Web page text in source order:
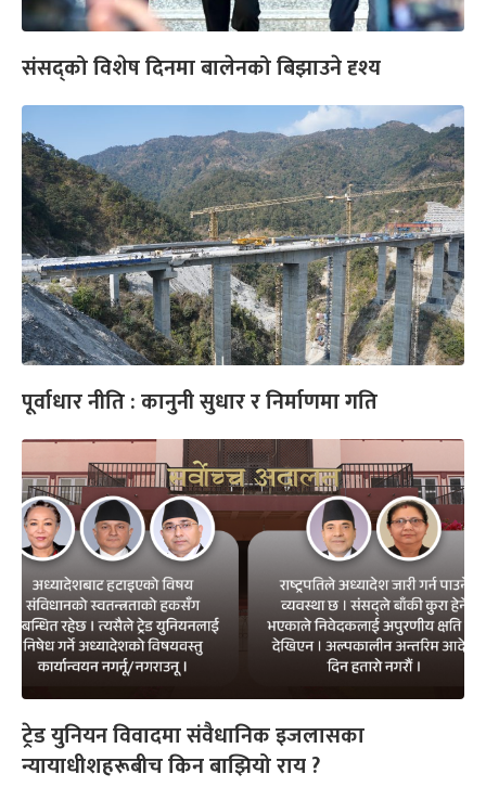
संसद्को विशेष दिनमा बालेनको बिझाउने दृश्य
पूर्वाधार नीति : कानुनी सुधार र निर्माणमा गति
ट्रेड युनियन विवादमा संवैधानिक इजलासका
न्यायाधीशहरूबीच किन बाझियो राय ?